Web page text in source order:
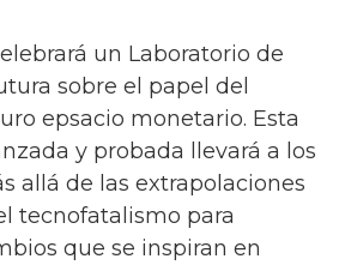
un Laboratorio de
sobre el papel del
epsacio monetario. Esta
y probada llevará a los
allá de las extrapolaciones
tecnofatalismo para
que se inspiran en